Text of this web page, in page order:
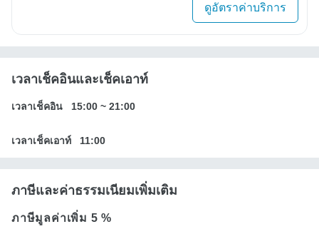
ดูอัตราค่าบริการ
เวลาเช็คอินและเช็คเอาท์
เวลาเช็คอิน 15:00 ~ 21:00
เวลาเช็คเอาท์ 11:00
ภาษีและค่าธรรมเนียมเพิ่มเติม
ภาษีมูลค่าเพิ่ม 5 %